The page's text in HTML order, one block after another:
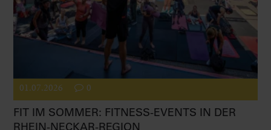
01.07.2026 0
FIT IM SOMMER: FITNESS-EVENTS IN DER
RHEIN-NECKAR-REGION